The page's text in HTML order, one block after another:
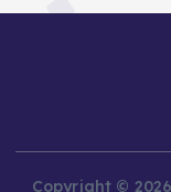
Copyright ©